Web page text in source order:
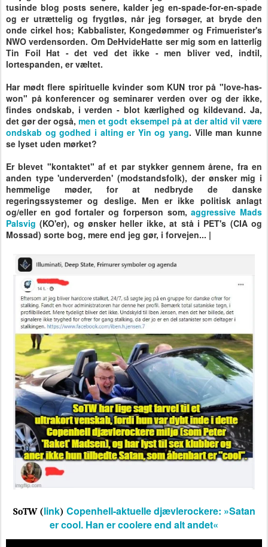
tusinde blog posts senere, kalder jeg en-spade-for-en-spade
og er utrættelig og frygtløs, når jeg forsøger, at bryde den
onde cirkel hos; Kabbalister, Kongedømmer og Frimuerister's
NWO verdensorden. Om DeHvideHatte ser mig som en latterlig
Tin Foil Hat - det ved det ikke - men bliver ved, indtil,
lortespanden, er væltet.
Har mødt flere spirituelle kvinder som KUN tror på "love-has-
won" på konferencer og seminarer verden over og der ikke,
findes ondskab, i verden - blot kærlighed og kildevand. Ja,
det gør der også,men et godt eksempel på at der altid vil være
ondskab og godhed i alting er Yin og yang. Ville man kunne
se lyset uden mørket?
Er blevet "kontaktet" af et par stykker gennem årene, fra en
anden type 'underverden' (modstandsfolk), der ønsker mig i
hemmelige møder, for at nedbryde de danske
regeringssystemer og deslige. Men er ikke politisk anlagt
og/eller en god fortaler og forperson som,aggressive Mads
Palsvig (KO'er), og ønsker heller ikke, at stå i PET's (CIA og
Mossad) sorte bog, mere end jeg gør, i forvejen... |
SoTW (link) Copenhell-aktuelle djævlerockere: »Satan
er cool. Han er coolere end alt andet«